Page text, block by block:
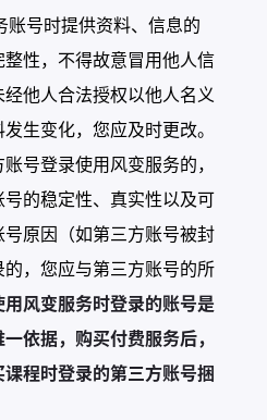
账号时提供资料、信息的
性，不得故意冒用他人信
他人合法授权以他人名义
生变化，您应及时更改。
号登录使用风变服务的，
的稳定性、真实性以及可
原因（如第三方账号被封
，您应与第三方账号的所
用风变服务时登录的账号是
依据，购买付费服务后，
程时登录的第三方账号捆